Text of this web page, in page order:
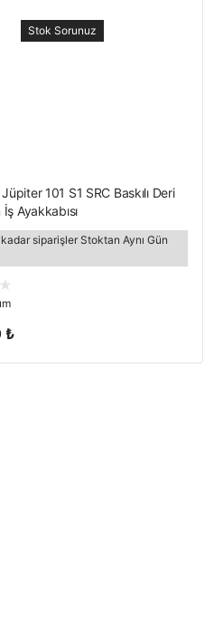
Stok Sorunuz
101 S1 SRC Baskılı Deri
Ayakkabısı
siparişler Stoktan Aynı Gün
₺